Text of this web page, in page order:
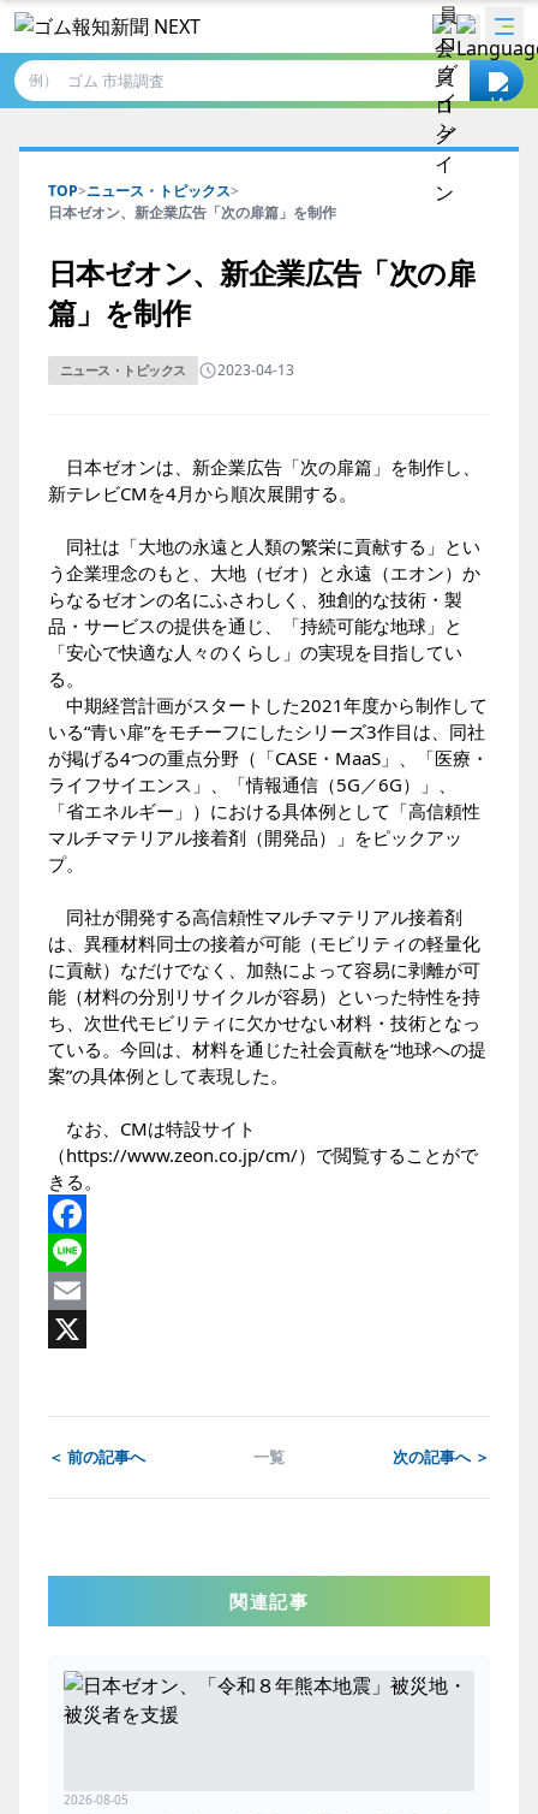
例）
TOP>ニュース・トピックス>
日本ゼオン、新企業広告「次の扉篇」を制作
日本ゼオン、新企業広告「次の扉
篇」を制作
ニュース・トピックス 2023-04-13
日本ゼオンは、新企業広告「次の扉篇」を制作し、
新テレビCMを4月から順次展開する。
同社は「大地の永遠と人類の繁栄に貢献する」とい
う企業理念のもと、大地（ゼオ）と永遠（エオン）か
らなるゼオンの名にふさわしく、独創的な技術・製
品・サービスの提供を通じ、「持続可能な地球」と
「安心で快適な人々のくらし」の実現を目指してい
る。
中期経営計画がスタートした2021年度から制作して
いる“青い扉”をモチーフにしたシリーズ3作目は、同社
が掲げる4つの重点分野（「CASE・MaaS」、「医療・
ライフサイエンス」、「情報通信（5G／6G）」、
「省エネルギー」）における具体例として「高信頼性
マルチマテリアル接着剤（開発品）」をピックアッ
プ。
同社が開発する高信頼性マルチマテリアル接着剤
は、異種材料同士の接着が可能（モビリティの軽量化
に貢献）なだけでなく、加熱によって容易に剥離が可
能（材料の分別リサイクルが容易）といった特性を持
ち、次世代モビリティに欠かせない材料・技術となっ
ている。今回は、材料を通じた社会貢献を“地球への提
案”の具体例として表現した。
なお、CMは特設サイト
（https://www.zeon.co.jp/cm/）で閲覧することがで
きる。
Facebook
Line
Email
＜ 前の記事へ 一覧 次の記事へ ＞
関連記事
2026-08-05